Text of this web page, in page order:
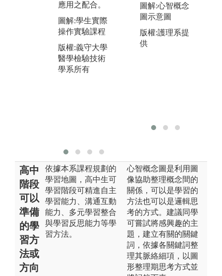
應用之配合。
圖解:學生實際
操作實驗課程
版權:義守大學
醫學檢驗技術
學系所有
告與主題討論
的經驗，讓同
學可以更全面
學習如何透過
合作討論來解
學系所有
圖解:心智概念
圖示意圖
版權:護理系提
供
高中
階段
可以
準備
的學
習方
法或
方向
依據本系課程規劃的
學習地圖，高中生可
學習階段可精進自主
學習能力、溝通互動
能力、多元學習整合
與學習反思能力等學
習方法。
心智概念圖是利用圖
像協助整理概念間的
關係，可以是學習的
方法也可以是邏輯思
考的方式。建議同學
可嘗試將感興趣的主
題，建立有關的關鍵
詞，依據各關鍵詞整
理其脈絡細項，以圖
形整理期思考方式並